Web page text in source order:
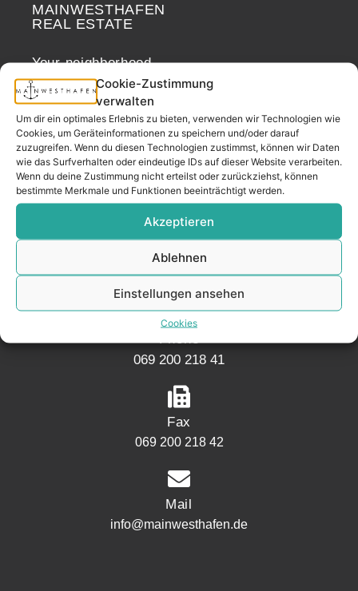
Cookie-Zustimmung
verwalten
Um dir ein optimales Erlebnis zu bieten, verwenden wir Technologien wie
Cookies, um Geräteinformationen zu speichern und/oder darauf
zuzugreifen. Wenn du diesen Technologien zustimmst, können wir Daten
wie das Surfverhalten oder eindeutige IDs auf dieser Website verarbeiten.
Wenn du deine Zustimmung nicht erteilst oder zurückziehst, können
bestimmte Merkmale und Funktionen beeinträchtigt werden.
Akzeptieren
Ablehnen
Einstellungen ansehen
Cookies
MAINWESTHAFEN
REAL ESTATE
Your neighborhood
real estate partner.
– since 2017.
CONTACT
Address
Mainwesthafen Immobilien
Speicherstraße 5
60327 Frankfurt
Phone
069 200 218 41
Fax
069 200 218 42
Mail
info@mainwesthafen.de